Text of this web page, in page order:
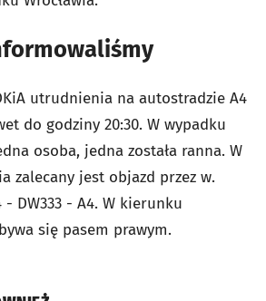
utrudnienia na autostradzie A4
do godziny 20:30. W wypadku
osoba, jedna została ranna. W
zalecany jest objazd przez w.
- DW333 - A4. W kierunku
się pasem prawym.